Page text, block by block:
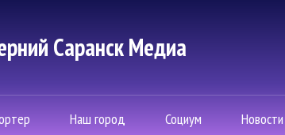
Саранск Mедиа
Наш город Социум Новости